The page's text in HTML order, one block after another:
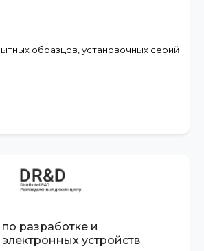
образцов, установочных серий
разработке и
устройств